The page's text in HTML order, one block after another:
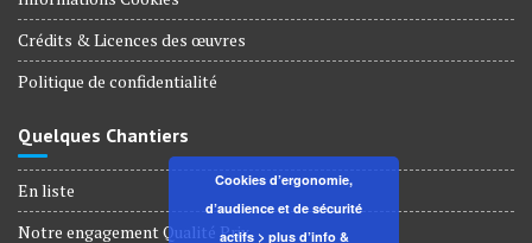
Crédits & Licences des œuvres
Politique de confidentialité
Quelques Chantiers
En liste
Notre engagement Qualité Prix
Cookies d’ergonomie,
d’audience et de sécurité
actifs > plus d’info &